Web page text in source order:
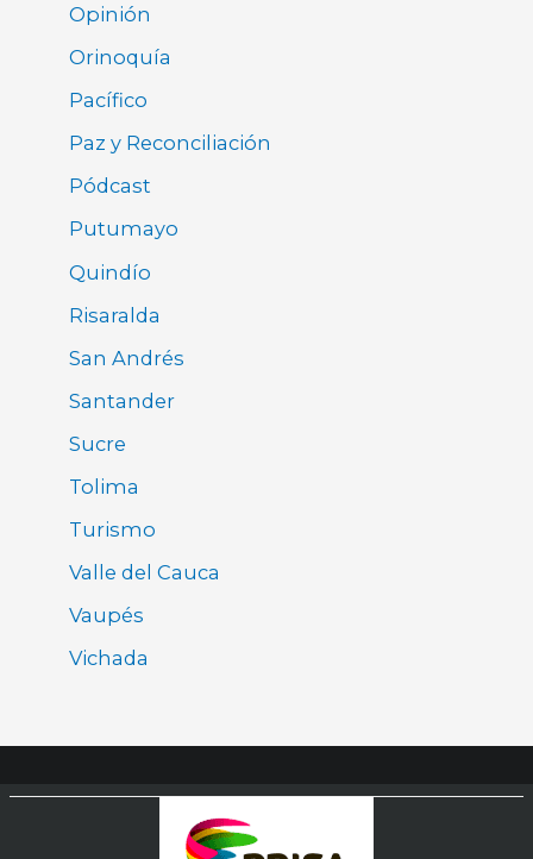
Opinión
Orinoquía
Pacífico
Paz y Reconciliación
Pódcast
Putumayo
Quindío
Risaralda
San Andrés
Santander
Sucre
Tolima
Turismo
Valle del Cauca
Vaupés
Vichada